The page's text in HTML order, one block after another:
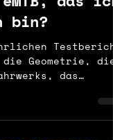
bin?
Geometrie, die
das
leistungsstarken